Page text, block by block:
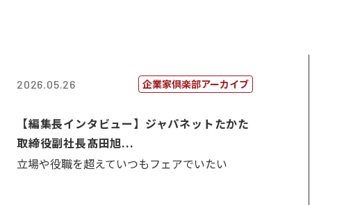
2026.05.26 企業家倶楽部アーカイブ
【編集長インタビュー】ジャパネットたかた
取締役副社長髙田旭...
立場や役職を超えていつもフェアでいたい